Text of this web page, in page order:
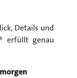
Details und
erfüllt genau